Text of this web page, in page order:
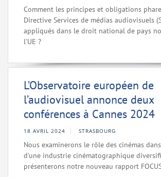
Comment les principes et obligations
Directive Services de médias audiovisuels
appliqués dans le droit national de pays
l’UE ?
L’Observatoire européen de
l’audiovisuel annonce deux
conférences à Cannes 2024
18 AVRIL 2024 STRASBOURG
Nous examinerons le rôle des cinémas
d’une industrie cinématographique
présenterons notre nouveau rapport